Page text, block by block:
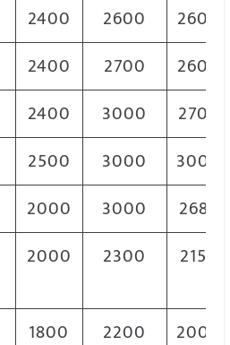
2400 2600
2600
2400 2700
2600
2400 3000
2700
2500 3000
3000
2000 3000
2688
2000 2300 2150
1800 2200
2000